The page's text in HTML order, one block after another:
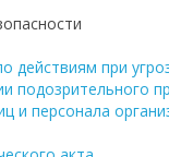
при
подозрительного
и персонала